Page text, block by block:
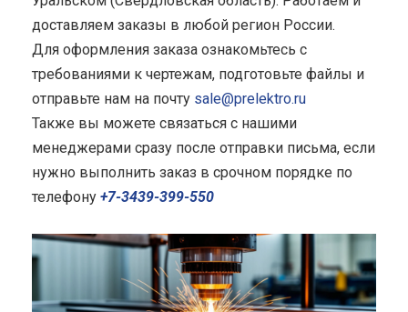
доставляем заказы в любой регион России.
Для оформления заказа ознакомьтесь с
требованиями к чертежам, подготовьте файлы и
отправьте нам на почту sale@prelektro.ru
Также вы можете связаться с нашими
менеджерами сразу после отправки письма, если
нужно выполнить заказ в срочном порядке по
телефону +7-3439-399-550